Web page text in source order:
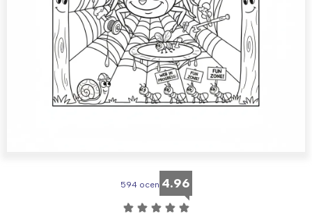
594 ocen 4.96
☆ ☆ ☆ ☆ ☆